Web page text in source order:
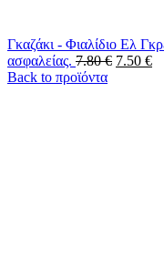
Γκαζάκι - Φιαλίδιο Ελ
ασφαλείας. 7.80€ 7.50 €
Back to προϊόντα